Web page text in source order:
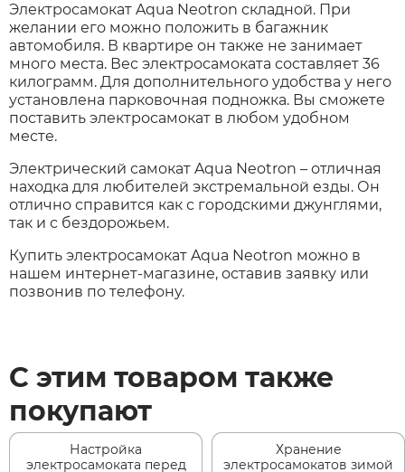
Электросамокат Aqua Neotron складной. При
желании его можно положить в багажник
автомобиля. В квартире он также не занимает
много места. Вес электросамоката составляет 36
килограмм. Для дополнительного удобства у него
установлена парковочная подножка. Вы сможете
поставить электросамокат в любом удобном
месте.
Электрический самокат Aqua Neotron – отличная
находка для любителей экстремальной езды. Он
отлично справится как с городскими джунглями,
так и с бездорожьем.
Купить электросамокат Aqua Neotron можно в
нашем интернет-магазине, оставив заявку или
позвонив по телефону.
С этим товаром также
покупают
Настройка
электросамоката перед
Хранение
электросамокатов зимой